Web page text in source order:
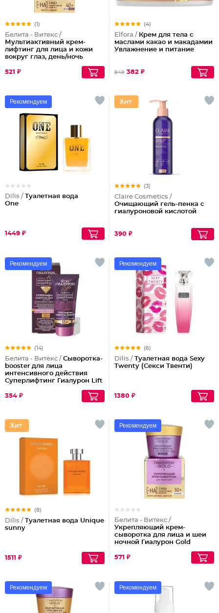
(1)
Белита - Витекс /
Мультиактивный крем-
лифтинг для лица и кожи
вокруг глаз, день/ночь
521 ₽
(4)
Elfora / Крем для тела с
маслами какао и макадамии
Увлажнение и питание
849 382 ₽
Рекомендуем
Dilis / Туалетная вода
One
1449 ₽
(3)
Claire Cosmetics /
Очищающий гель-пенка с
гиалуроновой кислотой
390 ₽
Рекомендуем
(14)
Белита - Витекс / Сыворотка-
booster для лица
интенсивного действия
Суперлифтинг Гиалурон Lift
354 ₽
Рекомендуем
(6)
Dilis / Туалетная вода Sexy
Twenty (Секси Твенти)
1380 ₽
(8)
Dilis / Туалетная вода Unique
sunny
1511 ₽
Рекомендуем
Белита - Витекс /
Укрепляющий крем-
сыворотка для лица и шеи
ночной Гиалурон Gold
571 ₽
Рекомендуем Рекомендуем